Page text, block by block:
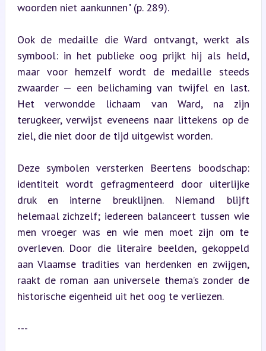
woorden niet aankunnen" (p. 289).
Ook de medaille die Ward ontvangt, werkt als
symbool: in het publieke oog prijkt hij als held,
maar voor hemzelf wordt de medaille steeds
zwaarder — een belichaming van twijfel en last.
Het verwondde lichaam van Ward, na zijn
terugkeer, verwijst eveneens naar littekens op de
ziel, die niet door de tijd uitgewist worden.
Deze symbolen versterken Beertens boodschap:
identiteit wordt gefragmenteerd door uiterlijke
druk en interne breuklijnen. Niemand blijft
helemaal zichzelf; iedereen balanceert tussen wie
men vroeger was en wie men moet zijn om te
overleven. Door die literaire beelden, gekoppeld
aan Vlaamse tradities van herdenken en zwijgen,
raakt de roman aan universele thema’s zonder de
historische eigenheid uit het oog te verliezen.
---